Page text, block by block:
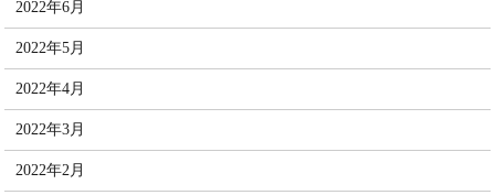
2022年6月
2022年5月
2022年4月
2022年3月
2022年2月